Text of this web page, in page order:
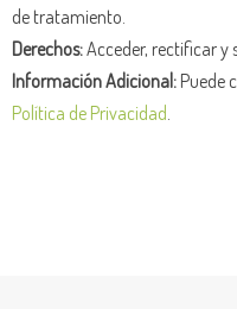
de tratamiento.
Derechos:Acceder, rectificar y
Información Adicional:Puede
Política de Privacidad